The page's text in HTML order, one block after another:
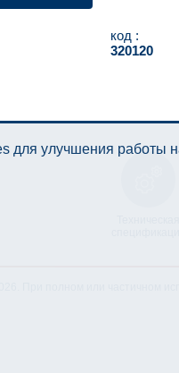
код :
320120
для улучшения работы